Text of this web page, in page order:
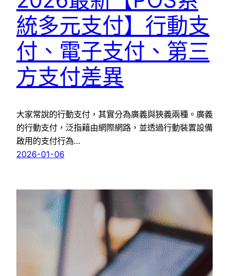
統多元支付】行動支
付、電子支付、第三
方支付差異
大家常說的行動支付，其實分為廣義與狹義兩種。廣義
的行動支付，泛指藉由網際網路，並透過行動裝置設備
啟用的支付行為…
2026-01-06